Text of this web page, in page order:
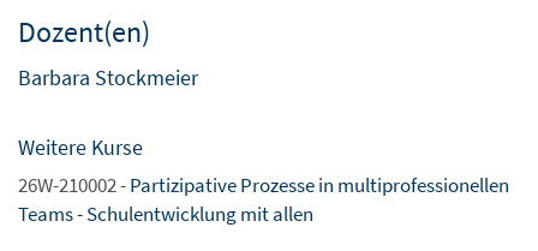
Dozent(en)
Barbara Stockmeier
Weitere Kurse
26W-210002 -Partizipative Prozesse in multiprofessionellen
Teams - Schulentwicklung mit allen